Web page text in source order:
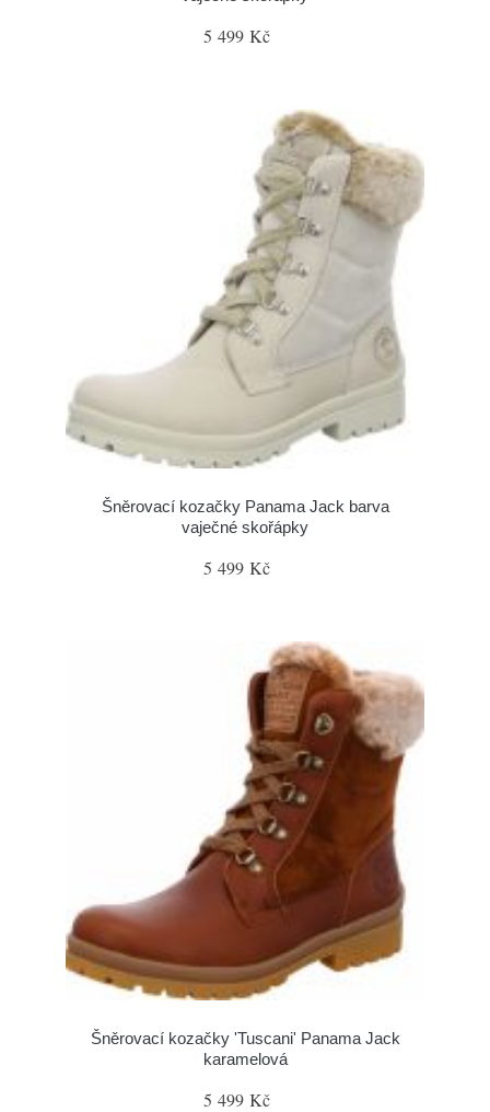
5 499 Kč
Šněrovací kozačky Panama Jack barva
vaječné skořápky
5 499 Kč
Šněrovací kozačky 'Tuscani' Panama Jack
karamelová
5 499 Kč